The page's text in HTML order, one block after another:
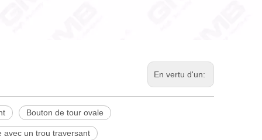
En vertu d'un:
Bouton de tour ovale
avec un trou traversant